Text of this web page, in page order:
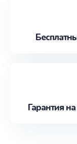
Гарантия